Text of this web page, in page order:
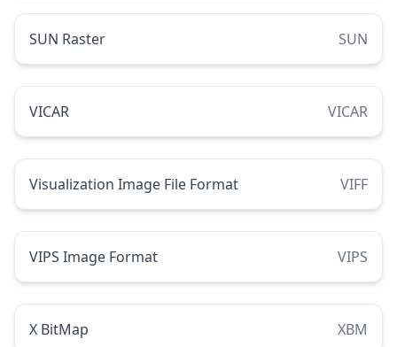
SUN Raster SUN
VICAR VICAR
Visualization Image File Format VIFF
VIPS Image Format VIPS
X BitMap XBM